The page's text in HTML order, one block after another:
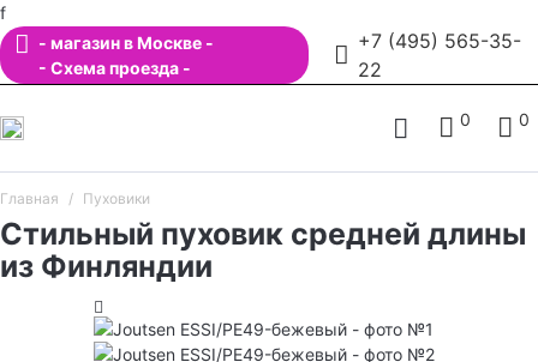
f
- магазин в Москве -
- Схема проезда -
+7 (495) 565-35-
22
0 0
Главная Пуховики
Стильный пуховик средней длины
из Финляндии